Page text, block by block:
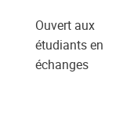
Ouvert aux
étudiants en
échanges